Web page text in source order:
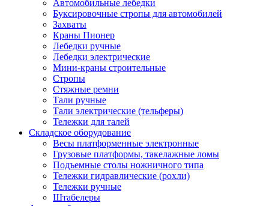
Автомобильные лебедки
Буксировочные стропы для автомобилей
Захваты
Краны Пионер
Лебедки ручные
Лебедки электрические
Мини-краны строительные
Стропы
Стяжные ремни
Тали ручные
Тали электрические (тельферы)
Тележки для талей
Складское оборудование
Весы платформенные электронные
Грузовые платформы, такелажные ломы
Подъемные столы ножничного типа
Тележки гидравлические (рохли)
Тележки ручные
Штабелеры